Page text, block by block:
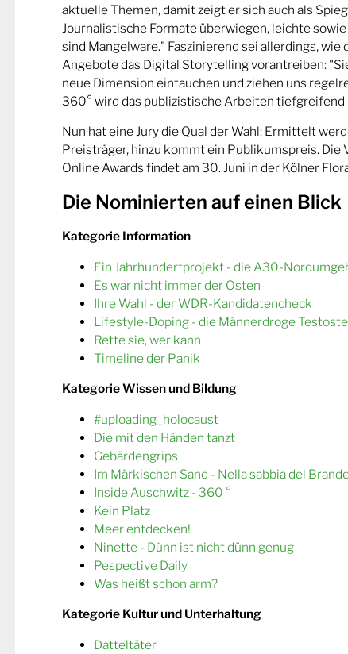
aktuelle Themen, damit zeigt er sich auch als
Journalistische Formate überwiegen, leichte
sind Mangelware." Faszinierend sei allerdings, wie
Angebote das Digital Storytelling vorantreiben:
neue Dimension eintauchen und ziehen uns
360° wird das publizistische Arbeiten tiefgreifend
Nun hat eine Jury die Qual der Wahl: Ermittelt
Preisträger, hinzu kommt ein Publikumspreis. Die
Online Awards findet am 30. Juni in der Kölner
Die Nominierten auf einen Blick
Kategorie Information
Ein Jahrhundertprojekt - die A30-
Es war nicht immer der Osten
Ihre Wahl - der WDR-Kandidatencheck
Lifestyle-Doping - die Männerdroge
Rette sie, wer kann
Timeline der Panik
Kategorie Wissen und Bildung
#uploading_holocaust
Die mit den Händen tanzt
Gebärdengrips
Im Märkischen Sand - Nella sabbia del
Inside Auschwitz - 360 °
Kein Platz
Meer entdecken!
Ninette - Dünn ist nicht dünn genug
Pespective Daily
Was heißt schon arm?
Kategorie Kultur und Unterhaltung
Datteltäter